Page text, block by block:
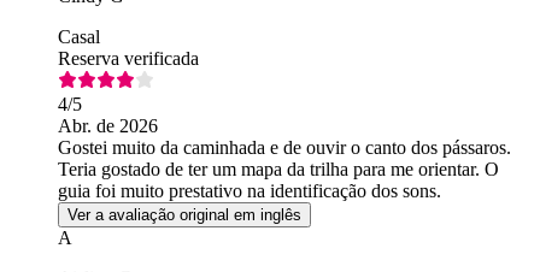
Casal
Reserva verificada
4/5
Abr. de 2026
Gostei muito da caminhada e de ouvir o canto dos pássaros.
Teria gostado de ter um mapa da trilha para me orientar. O
guia foi muito prestativo na identificação dos sons.
Ver a avaliação original em inglês
A